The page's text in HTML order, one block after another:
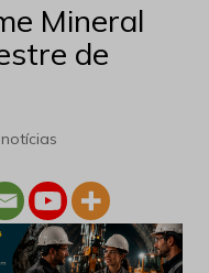
Mineral
de